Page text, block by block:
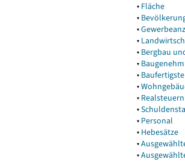
▾ Fläche
▾
▾
▾
▾ Bergbau
▾
▾
▾
▾ Realsteuern
▾
▾ Personal
▾ Hebesätze
▾
▾